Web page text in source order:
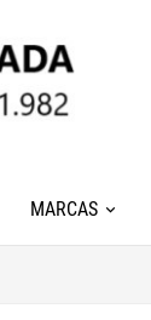
MARCAS